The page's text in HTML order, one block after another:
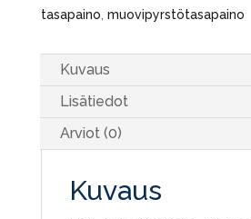
tasapaino muovipyrstötasapaino
Kuvaus
Lisätiedot
Arviot (0)
Kuvaus